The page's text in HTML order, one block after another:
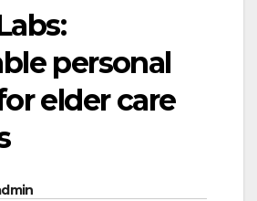
personal
elder care